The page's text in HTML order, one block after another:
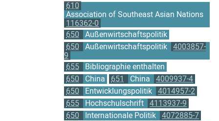
610
Association of Southeast Asian Nations
116362-0
650
Außenwirtschaftspolitik
650
Außenwirtschaftspolitik
4003857-
9
655
Bibliographie enthalten
650
China 651 China
4009937-4
650
Entwicklungspolitik
4014957-2
655
Hochschulschrift
4113937-9
650
Internationale Politik
4072885-7